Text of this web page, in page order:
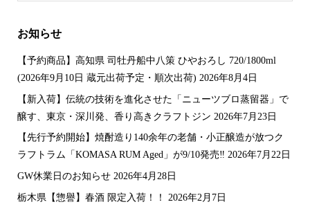
お知らせ
【予約商品】高知県 司牡丹船中八策 ひやおろし 720/1800ml
(2026年9月10日 蔵元出荷予定・順次出荷) 2026年8月4日
【新入荷】伝統の技術を進化させた「ニューツブロ蒸留器」で
醸す、東京・深川発、香り高きクラフトジン 2026年7月23日
【先行予約開始】焼酎造り140余年の老舗・小正醸造が放つク
ラフトラム「KOMASA RUM Aged」が9/10発売‼️ 2026年7月22日
GW休業日のお知らせ 2026年4月28日
栃木県【惣譽】春酒 限定入荷！！ 2026年2月7日